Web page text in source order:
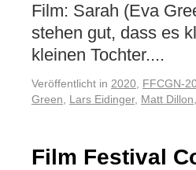
Film: Sarah (Eva
stehen gut, dass es
kleinen Tochter....
Veröffentlicht in 2020 FFCGN-
Green
Lars Eidinger, Matt Dillon
Film Festival